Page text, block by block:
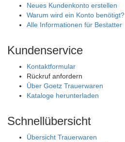
Neues Kundenkonto erstellen
Warum wird ein Konto benötigt?
Alle Informationen für Bestatter
Kundenservice
Kontaktformular
Rückruf anfordern
Über Goetz Trauerwaren
Kataloge herunterladen
Schnellübersicht
Übersicht Trauerwaren